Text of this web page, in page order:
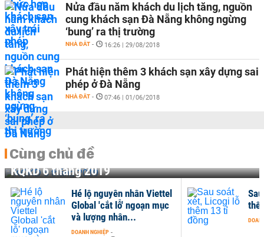
Nửa đầu năm khách du lịch tăng, nguồn
cung khách sạn Đà Nẵng không ngừng
‘bung’ ra thị trường
NHÀ ĐẤT - 16:26 | 29/08/2018
Phát hiện thêm 3 khách sạn xây dựng sai
phép ở Đà Nẵng
NHÀ ĐẤT - 07:46 | 01/06/2018
Cùng chủ đề
KQKD 6 tháng 2019
Hé lộ nguyên nhân Viettel
Global 'cắt lỗ' ngoạn mục
và lượng nhân...
DOANH NGHIỆP -